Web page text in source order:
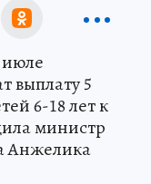
выплату 5
6-18 лет к
министр
Анжелика